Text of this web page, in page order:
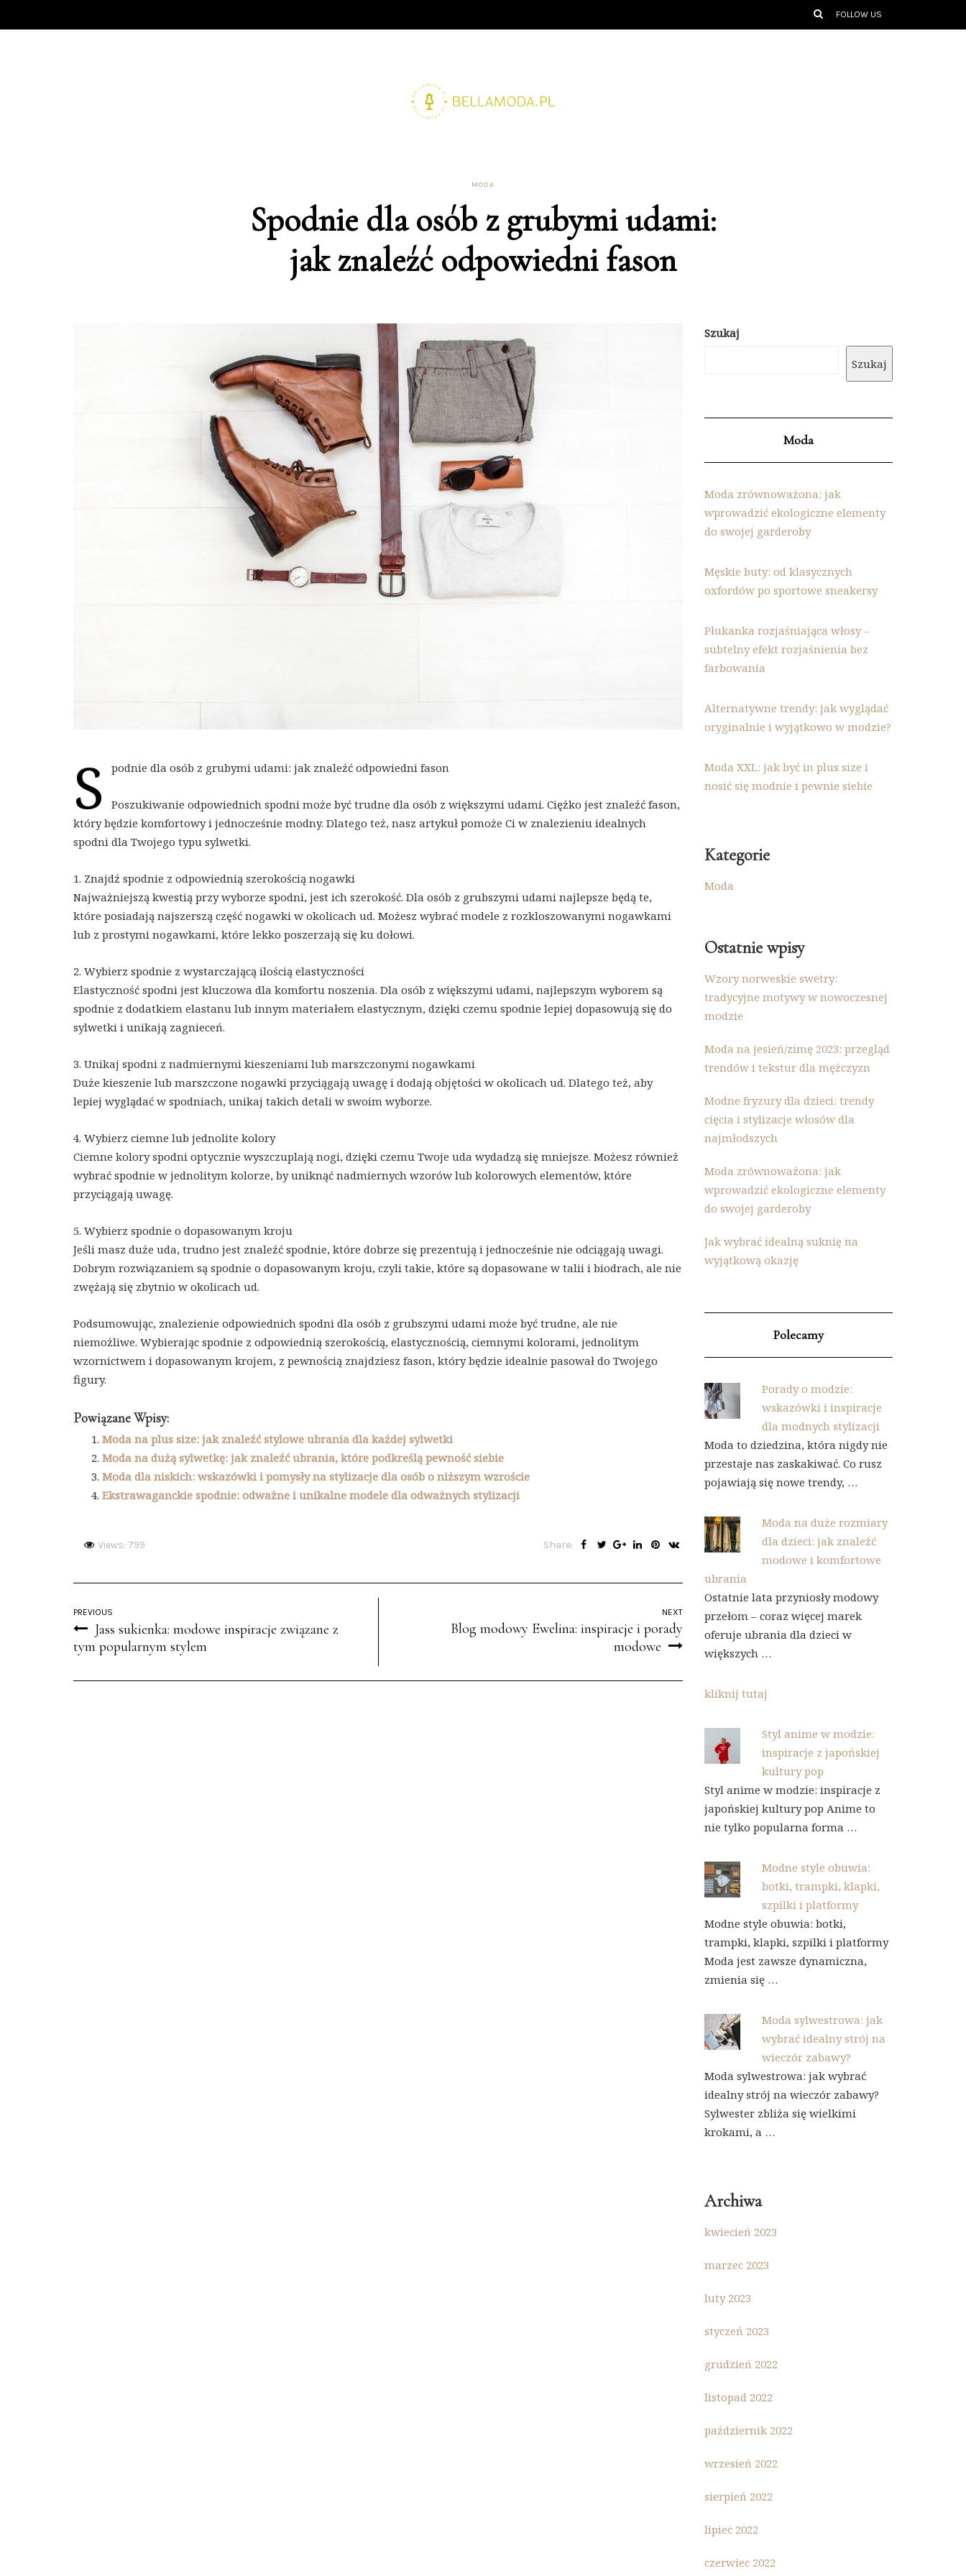
FOLLOW US
MODA
Spodnie dla osób z grubymi udami:
jak znaleźć odpowiedni fason
S podnie dla osób z grubymi udami: jak znaleźć odpowiedni fason
Poszukiwanie odpowiednich spodni może być trudne dla osób z większymi udami. Ciężko jest znaleźć fason,
który będzie komfortowy i jednocześnie modny. Dlatego też, nasz artykuł pomoże Ci w znalezieniu idealnych
spodni dla Twojego typu sylwetki.
1. Znajdź spodnie z odpowiednią szerokością nogawki
Najważniejszą kwestią przy wyborze spodni, jest ich szerokość. Dla osób z grubszymi udami najlepsze będą te,
które posiadają najszerszą część nogawki w okolicach ud. Możesz wybrać modele z rozkloszowanymi nogawkami
lub z prostymi nogawkami, które lekko poszerzają się ku dołowi.
2. Wybierz spodnie z wystarczającą ilością elastyczności
Elastyczność spodni jest kluczowa dla komfortu noszenia. Dla osób z większymi udami, najlepszym wyborem są
spodnie z dodatkiem elastanu lub innym materiałem elastycznym, dzięki czemu spodnie lepiej dopasowują się do
sylwetki i unikają zagnieceń.
3. Unikaj spodni z nadmiernymi kieszeniami lub marszczonymi nogawkami
Duże kieszenie lub marszczone nogawki przyciągają uwagę i dodają objętości w okolicach ud. Dlatego też, aby
lepiej wyglądać w spodniach, unikaj takich detali w swoim wyborze.
4. Wybierz ciemne lub jednolite kolory
Ciemne kolory spodni optycznie wyszczuplają nogi, dzięki czemu Twoje uda wydadzą się mniejsze. Możesz również
wybrać spodnie w jednolitym kolorze, by uniknąć nadmiernych wzorów lub kolorowych elementów, które
przyciągają uwagę.
5. Wybierz spodnie o dopasowanym kroju
Jeśli masz duże uda, trudno jest znaleźć spodnie, które dobrze się prezentują i jednocześnie nie odciągają uwagi.
Dobrym rozwiązaniem są spodnie o dopasowanym kroju, czyli takie, które są dopasowane w talii i biodrach, ale nie
zwężają się zbytnio w okolicach ud.
Podsumowując, znalezienie odpowiednich spodni dla osób z grubszymi udami może być trudne, ale nie
niemożliwe. Wybierając spodnie z odpowiednią szerokością, elastycznością, ciemnymi kolorami, jednolitym
wzornictwem i dopasowanym krojem, z pewnością znajdziesz fason, który będzie idealnie pasował do Twojego
figury.
Powiązane Wpisy:
Moda na plus size: jak znaleźć stylowe ubrania dla każdej sylwetki
Moda na dużą sylwetkę: jak znaleźć ubrania, które podkreślą pewność siebie
Moda dla niskich: wskazówki i pomysły na stylizacje dla osób o niższym wzroście
Ekstrawaganckie spodnie: odważne i unikalne modele dla odważnych stylizacji
Views: 799 Share:
PREVIOUS
Jass sukienka: modowe inspiracje związane z
tym popularnym stylem
NEXT
Blog modowy Ewelina: inspiracje i porady
modowe
Szukaj
Szukaj
Moda
Moda zrównoważona: jak
wprowadzić ekologiczne elementy
do swojej garderoby
Męskie buty: od klasycznych
oxfordów po sportowe sneakersy
Płukanka rozjaśniająca włosy –
subtelny efekt rozjaśnienia bez
farbowania
Alternatywne trendy: jak wyglądać
oryginalnie i wyjątkowo w modzie?
Moda XXL: jak być in plus size i
nosić się modnie i pewnie siebie
Kategorie
Moda
Ostatnie wpisy
Wzory norweskie swetry:
tradycyjne motywy w nowoczesnej
modzie
Moda na jesień/zimę 2023: przegląd
trendów i tekstur dla mężczyzn
Modne fryzury dla dzieci: trendy
cięcia i stylizacje włosów dla
najmłodszych
Moda zrównoważona: jak
wprowadzić ekologiczne elementy
do swojej garderoby
Jak wybrać idealną suknię na
wyjątkową okazję
Polecamy
Porady o modzie:
wskazówki i inspiracje
dla modnych stylizacji
Moda to dziedzina, która nigdy nie
przestaje nas zaskakiwać. Co rusz
pojawiają się nowe trendy, …
Moda na duże rozmiary
dla dzieci: jak znaleźć
modowe i komfortowe
ubrania
Ostatnie lata przyniosły modowy
przełom – coraz więcej marek
oferuje ubrania dla dzieci w
większych …
kliknij tutaj
Styl anime w modzie:
inspiracje z japońskiej
kultury pop
Styl anime w modzie: inspiracje z
japońskiej kultury pop Anime to
nie tylko popularna forma …
Modne style obuwia:
botki, trampki, klapki,
szpilki i platformy
Modne style obuwia: botki,
trampki, klapki, szpilki i platformy
Moda jest zawsze dynamiczna,
zmienia się …
Moda sylwestrowa: jak
wybrać idealny strój na
wieczór zabawy?
Moda sylwestrowa: jak wybrać
idealny strój na wieczór zabawy?
Sylwester zbliża się wielkimi
krokami, a …
Archiwa
kwiecień 2023
marzec 2023
luty 2023
styczeń 2023
grudzień 2022
listopad 2022
październik 2022
wrzesień 2022
sierpień 2022
lipiec 2022
czerwiec 2022